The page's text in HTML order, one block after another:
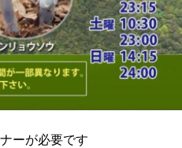
ーが必要です